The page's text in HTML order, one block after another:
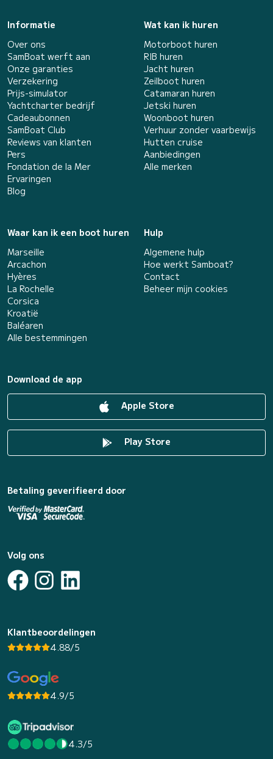
Informatie
Over ons
SamBoat werft aan
Onze garanties
Verzekering
Prijs-simulator
Yachtcharter bedrijf
Cadeaubonnen
SamBoat Club
Reviews van klanten
Pers
Fondation de la Mer
Ervaringen
Blog
Wat kan ik huren
Motorboot huren
RIB huren
Jacht huren
Zeilboot huren
Catamaran huren
Jetski huren
Woonboot huren
Verhuur zonder vaarbewijs
Hutten cruise
Aanbiedingen
Alle merken
Waar kan ik een boot huren
Marseille
Arcachon
Hyères
La Rochelle
Corsica
Kroatië
Baléaren
Alle bestemmingen
Hulp
Algemene hulp
Hoe werkt Samboat?
Contact
Beheer mijn cookies
Download de app
Apple Store
Play Store
Betaling geverifieerd door
Volg ons
Klantbeoordelingen
4.88/5
4.9/5
4.3/5